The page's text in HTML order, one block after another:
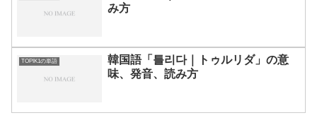
み方
TOPIK1の単語
韓国語「틀리다｜トゥルリダ」の意
味、発音、読み方